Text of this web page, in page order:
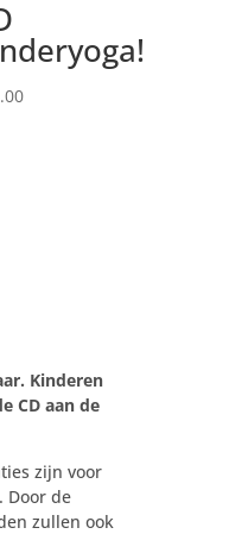
Kinderen
CD aan de
zijn voor
Door de
zullen ook